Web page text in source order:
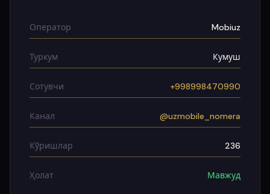
Оператор Mobiuz
Туркум Кумуш
Сотувчи +998998470990
Канал @uzmobile_nomera
Кўришлар 236
Ҳолат Мавжуд